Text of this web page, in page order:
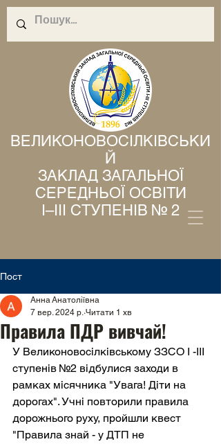
ВЕЛИКОНОВОСІЛКІВСЬКИ
Й
ЗАКЛАД ЗАГАЛЬНОЇ
СЕРЕДНЬОЇ ОСВІТИ
І–ІІІ СТУПЕНІВ № 2
Пост
Правила ПДР вивчай!
Анна Анатоліївна
7 вер. 2024 р. Читати 1 хв
У Великоновосілківському ЗЗСО І -ІІІ
ступенів №2 відбулися заходи в
рамках місячника "Увага! Діти на
дорогах". Учні повторили правила
дорожнього руху, пройшли квест
"Правила знай - у ДТП не